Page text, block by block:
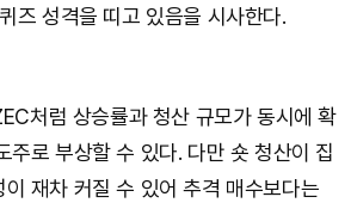
즈 성격을 띠고 있음을 시사한다.
처럼 상승률과 청산 규모가 동시에 확
주로 부상할 수 있다. 다만 숏 청산이 집
재차 커질 수 있어 추격 매수보다는